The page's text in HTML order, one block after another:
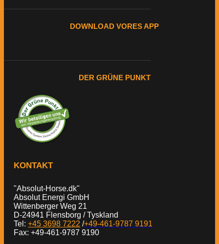
DOWNLOAD VORES APP
DER GRÜNE PUNKT
KONTAKT
"Absolut-Horse.dk"
Absolut Energi GmbH
Wittenberger Weg 21
D-24941 Flensborg / Tyskland
Tel: +45 3698 7222 /+49-461-9787 9191
Fax: +49-461-9787 9190